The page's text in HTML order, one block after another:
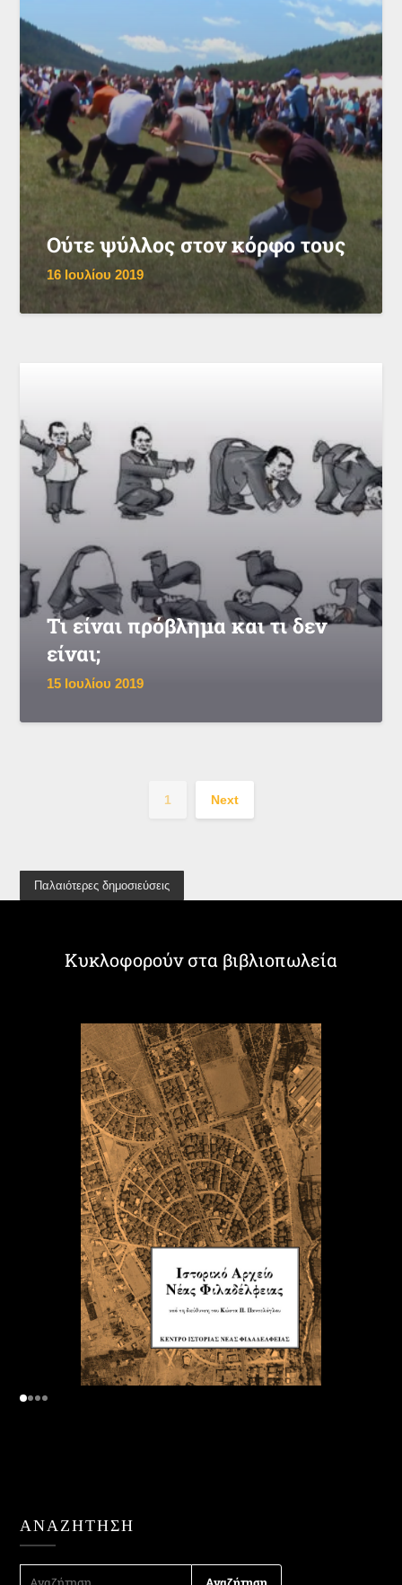
Ούτε ψύλλος στον κόρφο τους
16 Ιουλίου 2019
Τι είναι πρόβλημα και τι δεν
είναι;
15 Ιουλίου 2019
1 Next
Παλαιότερες δημοσιεύσεις
Κυκλοφορούν στα βιβλιοπωλεία
ΑΝΑΖΉΤΗΣΗ
ΑΝΑΖΉΤΗΣΗ